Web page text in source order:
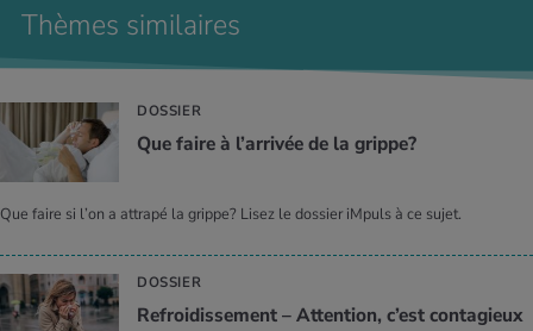
Thèmes similaires
DOSSIER
Que faire à l’ar­ri­vée de la grippe?
Que faire si l’on a attrapé la grippe? Lisez le dossier iMpuls à ce sujet.
DOSSIER
Refroi­dis­se­ment – Atten­tion, c’est conta­gieux